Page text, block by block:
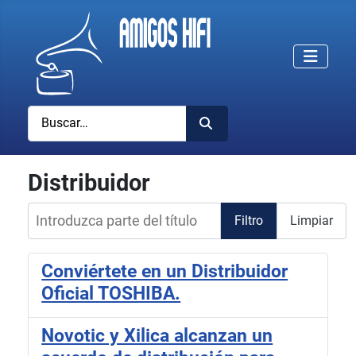
Buscar
Distribuidor
Introduzca parte del título
Filtro Limpiar
Conviértete en un Distribuidor
Oficial TOSHIBA.
Novotic y Xilica alcanzan un